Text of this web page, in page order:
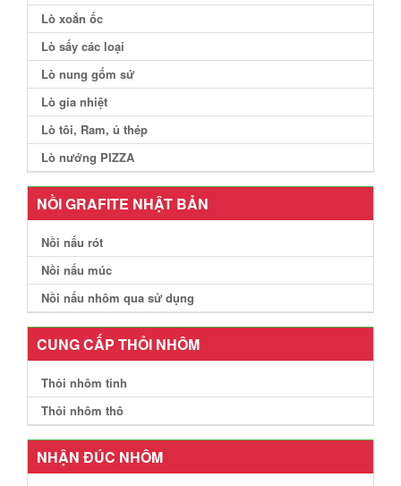
Lò xoắn ốc
Lò sấy các loại
Lò nung gốm sứ
Lò gia nhiệt
Lò tôi, Ram, ủ thép
Lò nướng PIZZA
NỒI GRAFITE NHẬT BẢN
Nồi nấu rót
Nồi nấu múc
Nồi nấu nhôm qua sử dụng
CUNG CẤP THỎI NHÔM
Thỏi nhôm tinh
Thỏi nhôm thô
NHẬN ĐÚC NHÔM